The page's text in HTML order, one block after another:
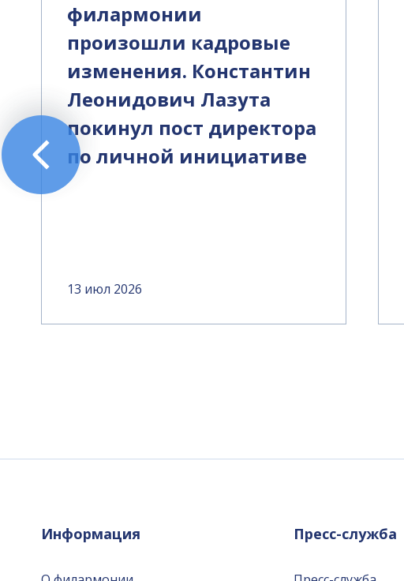
филармонии
произошли кадровые
изменения. Константин
Леонидович Лазута
покинул пост директора
по личной инициативе
13 июл 2026
Информация Пресс-служба